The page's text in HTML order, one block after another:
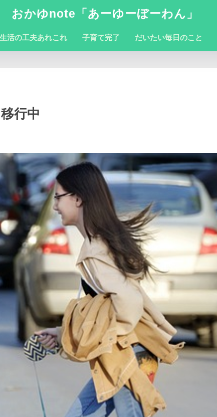
おかゆnote「あーゆーぼーわん」
生活の工夫あれこれ 子育て完了 だいたい毎日のこと
行中